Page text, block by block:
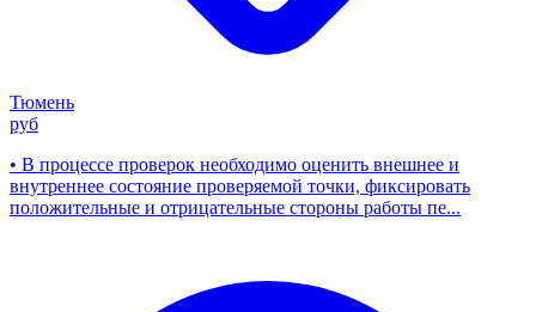
Тюмень
руб
• В процессе проверок необходимо оценить внешнее и
внутреннее состояние проверяемой точки, фиксировать
положительные и отрицательные стороны работы пе...